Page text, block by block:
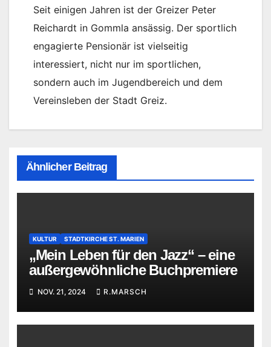
Seit einigen Jahren ist der Greizer Peter
Reichardt in Gommla ansässig. Der sportlich
engagierte Pensionär ist vielseitig
interessiert, nicht nur im sportlichen,
sondern auch im Jugendbereich und dem
Vereinsleben der Stadt Greiz.
Ähnlicher Beitrag
KULTUR STADTKIRCHE ST. MARIEN
„Mein Leben für den Jazz“ – eine
außergewöhnliche Buchpremiere
NOV. 21, 2024 R.MARSCH